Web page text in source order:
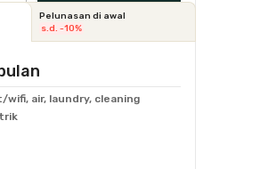
Pelunasan di awal
s.d. -10%
air, laundry, cleaning